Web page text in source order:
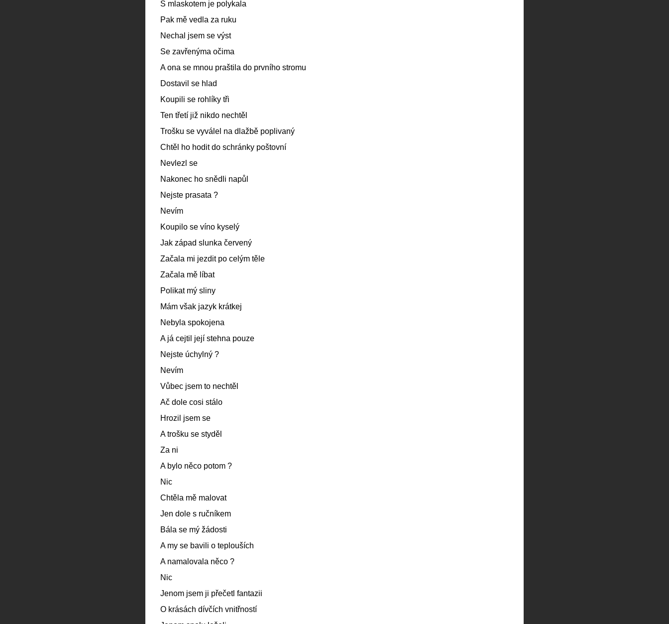
S mlaskotem je polykala
Pak mě vedla za ruku
Nechal jsem se výst
Se zavřenýma očima
A ona se mnou praštila do prvního stromu
Dostavil se hlad
Koupili se rohlíky tři
Ten třetí již nikdo nechtěl
Trošku se vyválel na dlažbě poplivaný
Chtěl ho hodit do schránky poštovní
Nevlezl se
Nakonec ho snědli napůl
Nejste prasata ?
Nevím
Koupilo se víno kyselý
Jak západ slunka červený
Začala mi jezdit po celým těle
Začala mě líbat
Polikat mý sliny
Mám však jazyk krátkej
Nebyla spokojena
A já cejtil její stehna pouze
Nejste úchylný ?
Nevím
Vůbec jsem to nechtěl
Ač dole cosi stálo
Hrozil jsem se
A trošku se styděl
Za ni
A bylo něco potom ?
Nic
Chtěla mě malovat
Jen dole s ručníkem
Bála se mý žádosti
A my se bavili o teplouších
A namalovala něco ?
Nic
Jenom jsem ji přečetl fantazii
O krásách dívčích vnitřností